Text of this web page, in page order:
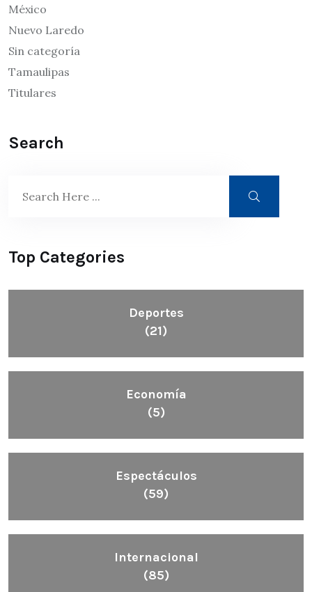
México
Nuevo Laredo
Sin categoría
Tamaulipas
Titulares
Search
Top Categories
Deportes
(21)
Economía
(5)
Espectáculos
(59)
Internacional
(85)